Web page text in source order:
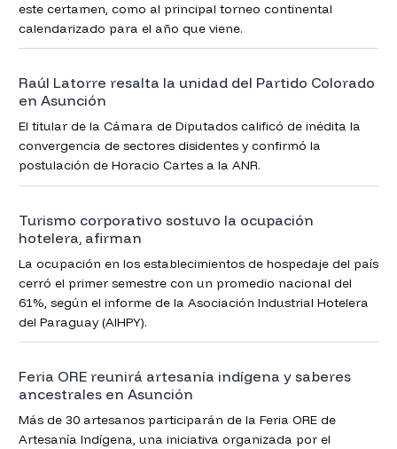
este certamen, como al principal torneo continental
calendarizado para el año que viene.
Raúl Latorre resalta la unidad del Partido Colorado
en Asunción
El titular de la Cámara de Diputados calificó de inédita la
convergencia de sectores disidentes y confirmó la
postulación de Horacio Cartes a la ANR.
Turismo corporativo sostuvo la ocupación
hotelera, afirman
La ocupación en los establecimientos de hospedaje del país
cerró el primer semestre con un promedio nacional del
61%, según el informe de la Asociación Industrial Hotelera
del Paraguay (AIHPY).
Feria ORE reunirá artesanía indígena y saberes
ancestrales en Asunción
Más de 30 artesanos participarán de la Feria ORE de
Artesanía Indígena, una iniciativa organizada por el